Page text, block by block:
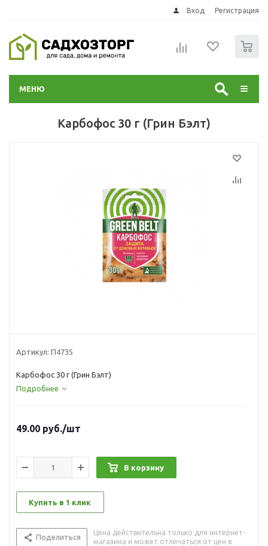
Вход Регистрация
МЕНЮ
Карбофос 30 г (Грин Бэлт)
Артикул: П4735
Карбофос 30 г (Грин Бэлт)
Подробнее
49.00 руб./шт
В корзину
Купить в 1 клик
Поделиться
Цена действительна только для интернет-
магазина и может отличаться от цен в